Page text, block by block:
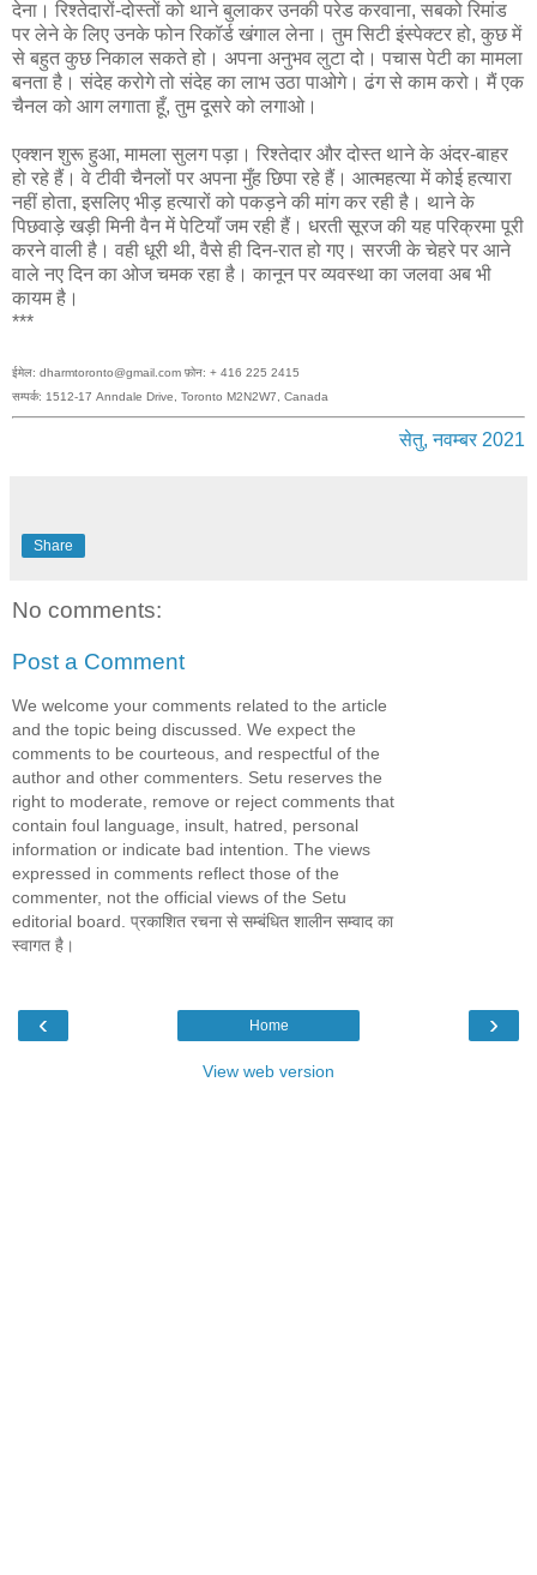
देना। रिश्तेदारों-दोस्तों को थाने बुलाकर उनकी परेड करवाना, सबको रिमांड
पर लेने के लिए उनके फोन रिकॉर्ड खंगाल लेना। तुम सिटी इंस्पेक्टर हो, कुछ में
से बहुत कुछ निकाल सकते हो। अपना अनुभव लुटा दो। पचास पेटी का मामला
बनता है। संदेह करोगे तो संदेह का लाभ उठा पाओगे। ढंग से काम करो। मैं एक
चैनल को आग लगाता हूँ, तुम दूसरे को लगाओ।
एक्शन शुरू हुआ, मामला सुलग पड़ा। रिश्तेदार और दोस्त थाने के अंदर-बाहर
हो रहे हैं। वे टीवी चैनलों पर अपना मुँह छिपा रहे हैं। आत्महत्या में कोई हत्यारा
नहीं होता, इसलिए भीड़ हत्यारों को पकड़ने की मांग कर रही है। थाने के
पिछवाड़े खड़ी मिनी वैन में पेटियाँ जम रही हैं। धरती सूरज की यह परिक्रमा पूरी
करने वाली है। वही धूरी थी, वैसे ही दिन-रात हो गए। सरजी के चेहरे पर आने
वाले नए दिन का ओज चमक रहा है। कानून पर व्यवस्था का जलवा अब भी
कायम है।
***
ईमेल: dharmtoronto@gmail.com फ़ोन: + 416 225 2415
सम्पर्क: 1512-17 Anndale Drive, Toronto M2N2W7, Canada
सेतु, नवम्बर 2021
Share
No comments:
Post a Comment
We welcome your comments related to the article
and the topic being discussed. We expect the
comments to be courteous, and respectful of the
author and other commenters. Setu reserves the
right to moderate, remove or reject comments that
contain foul language, insult, hatred, personal
information or indicate bad intention. The views
expressed in comments reflect those of the
commenter, not the official views of the Setu
editorial board. प्रकाशित रचना से सम्बंधित शालीन सम्वाद का
स्वागत है।
‹ ›
Home
View web version